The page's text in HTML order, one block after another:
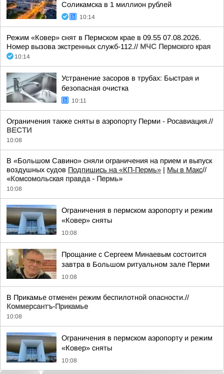
Соликамска в 1 миллион рублей
10:14
Режим «Ковер» снят в Пермском крае в 09.55 07.08.2026.
Номер вызова экстренных служб-112.// МЧС Пермского края
10:14
Устранение засоров в трубах: Быстрая и
безопасная очистка
10:11
Ограничения также сняты в аэропорту Перми - Росавиация.//
ВЕСТИ
10:08
В «Большом Савино» сняли ограничения на прием и выпуск
воздушных судов Подпишись на «КП-Пермь» | Мы в Maкс//
«Комсомольская правда - Пермь»
10:08
Ограничения в пермском аэропорту и режим
«Ковер» сняты
10:08
Прощание с Сергеем Минаевым состоится
завтра в Большом ритуальном зале Перми
10:08
В Прикамье отменен режим беспилотной опасности.//
Коммерсантъ-Прикамье
10:08
Ограничения в пермском аэропорту и режим
«Ковер» сняты
10:08